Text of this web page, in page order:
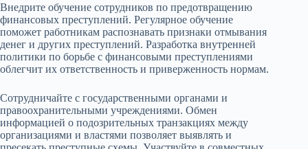
Внедрите обучение сотрудников по предотвращению
финансовых преступлений. Регулярное обучение
поможет работникам распознавать признаки отмывания
денег и других преступлений. Разработка внутренней
политики по борьбе с финансовыми преступлениями
облегчит их ответственность и приверженность нормам.
Сотрудничайте с государственными органами и
правоохранительными учреждениями. Обмен
информацией о подозрительных транзакциях между
организациями и властями позволяет выявлять и